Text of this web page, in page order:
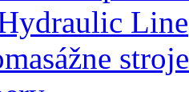
Line
stroje